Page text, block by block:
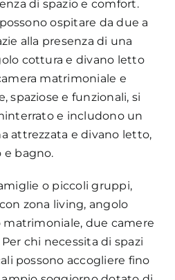
di spazio e comfort.
ospitare da due a
alla presenza di una
cottura e divano letto
matrimoniale e
spaziose e funzionali, si
e includono un
attrezzata e divano letto,
bagno.
o piccoli gruppi,
zona living, angolo
due camere
chi necessita di spazi
possono accogliere fino